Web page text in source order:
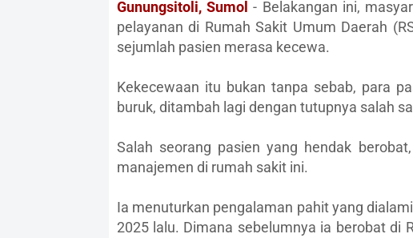
Gunungsitoli, Sumol - Belakangan ini,
pelayanan di Rumah Sakit Umum Daerah
sejumlah pasien merasa kecewa.
Kekecewaan itu bukan tanpa sebab, para
buruk, ditambah lagi dengan tutupnya salah
Salah seorang pasien yang hendak
manajemen di rumah sakit ini.
Ia menuturkan pengalaman pahit yang
2025 lalu. Dimana sebelumnya ia berobat di